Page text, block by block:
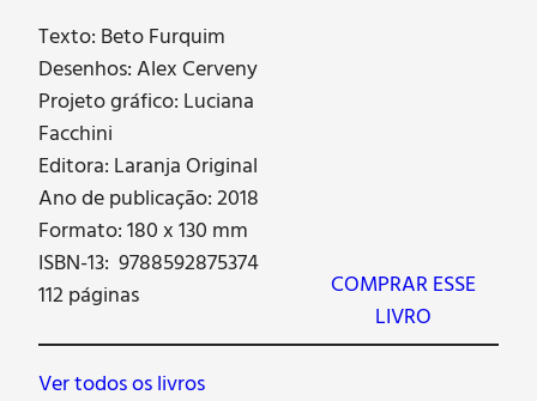
Texto: Beto Furquim
Desenhos: Alex Cerveny
Projeto gráfico: Luciana
Facchini
Editora: Laranja Original
Ano de publicação: 2018
Formato: 180 x 130 mm
ISBN-13: 9788592875374
112 páginas
COMPRAR ESSE
LIVRO
Ver todos os livros